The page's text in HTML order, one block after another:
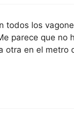
todos los
parece que no
otra en el